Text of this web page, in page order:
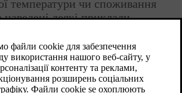
температури чи споживання
деякі приклади
перевіряйте рівень мастила